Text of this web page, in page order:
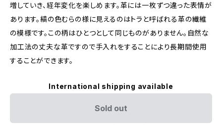
増していき、経年変化を楽しめます。革には一枚ずつ違った表情が
あります。縞の色むらの様に見えるのはトラと呼ばれる革の繊維
の模様です。この柄はひとつとして同じものがありません。自然な
加工法の丈夫な革ですので手入れをすることにより長期間使用
することができます。
International shipping available
Sold out